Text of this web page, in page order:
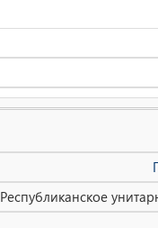
Республиканское